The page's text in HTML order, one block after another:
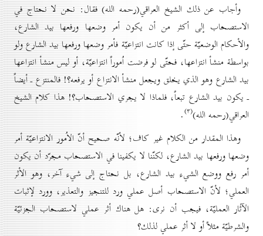
وأجاب عن ذلك الشيخ العراقي(رحمه الله) فقال: نحن لا نحتاج في
الاستصحاب إلى أكثر من أن يكون أمر وضعها ورفعها بيد الشارع،
والأحكام الوضعيّة حتّى إذا كانت انتزاعيّة فأمر وضعها ورفعها بيد الشارع ولو
بواسطة منشأ انتزاعها، فحتّى لو فرضت اُموراً انتزاعيّة، أو ليس منشأ انتزاعها
بيد الشارع وهو الذي يخلق ويجعل منشأ الانتزاع أو يرفعه؟! فالمنتزع ـ أيضاً
ـ يكون بيد الشارع تبعاً، فلماذا لا يجري الاستصحاب؟! هذا كلام الشيخ
العراقي(رحمه الله)(۳) .
وهذا المقدار من الكلام غير كاف؛ لأنّه صحيح أنّ الاُمور الانتزاعيّة أمر
وضعها ورفعها بيد الشارع، لكنّنا لا يكفينا في الاستصحاب مجرّد أن يكون
أمر رفع ووضع الشيء بيد الشارع، بل نحتاج إلى شيء آخر، وهو الأثر
العملي؛ لأنّ الاستصحاب أصل عملي ورد للتنجيز والتعذير، وورد لإثبات
الآثار العمليّة، فيجب أن نرى: هل هناك أثر عملي لاستصحاب الجزئيّة
والشرطيّة مثلاً أو لا أثر عملي لذلك؟